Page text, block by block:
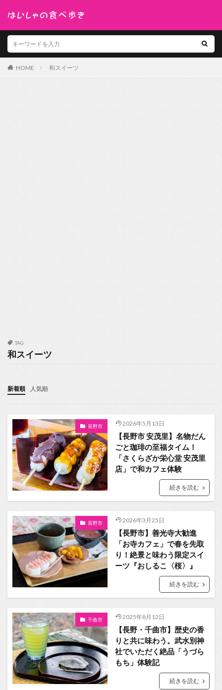
HOME 和スイーツ
TAG
和スイーツ
新着順 人気順
長野市 2026年5月13日
【長野市 安茂里】名物だん
ごと珈琲の至福タイム！
「さくらざか栄心堂 安茂里
店」で和カフェ体験
続きを読む
長野市 2026年3月25日
【長野市】善光寺大勧進
「お寺カフェ」で春を先取
り！絶景と味わう限定スイ
ーツ『おしるこ〈桜〉』
続きを読む
千曲市 2025年8月12日
【長野・千曲市】歴史の香
りと共に味わう。武水別神
社でいただく絶品「うづら
もち」体験記
続きを読む